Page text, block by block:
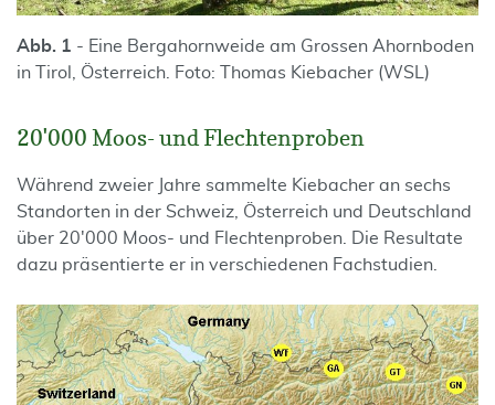
Abb. 1 - Eine Bergahornweide am Grossen Ahornboden
in Tirol, Österreich. Foto: Thomas Kiebacher (WSL)
20'000 Moos- und Flechtenproben
Während zweier Jahre sammelte Kiebacher an sechs
Standorten in der Schweiz, Österreich und Deutschland
über 20'000 Moos- und Flechtenproben. Die Resultate
dazu präsentierte er in verschiedenen Fachstudien.